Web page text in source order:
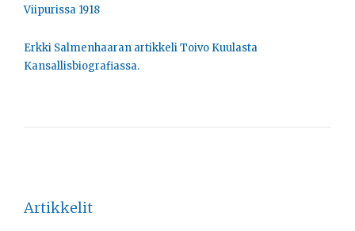
Viipurissa 1918
Erkki Salmenhaaran artikkeli Toivo Kuulasta
Kansallisbiografiassa.
Artikkelit